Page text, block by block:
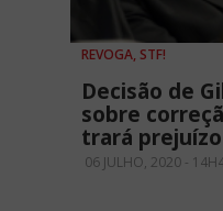
REVOGA, STF!
Decisão de
sobre
trará
06 JULHO, 2020 -